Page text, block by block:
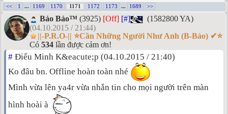
<< 1 ... 1169 1170 1171 1172 1173 ... 1689 >>
Bảo Bảo™ (3925) [Off] [#]
(1582800 YA)
(04.10.2015 / 21:44)
||-P.R.O-|| ⭐Cần Những Người Như Anh (B-Bảo) ✔⭐
Có 534 lần được cảm ơn!
# Điểu Minh K&eacute;p (04.10.2015 / 21:40)
Ko đâu bn. Offline hoàn toàn nhé
Mình vừa lên ya4r vừa nhắn tin cho mọi người trên màn
hình hoài à